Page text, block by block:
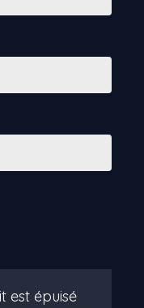
est épuisé